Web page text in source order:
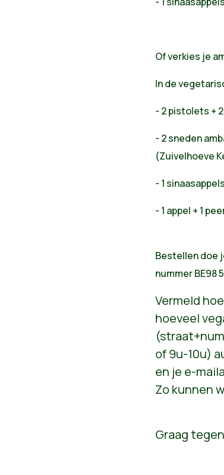
Of verkies je
In de
- 2 pistolets +
- 2 sneden
(Zuivelhoeve
- 1
- 1 appel + 1
Bestellen doe
nummer BE98
Vermeld
hoeveel
(
of 9u-10u)
en je e-
Zo kunnen
Graag